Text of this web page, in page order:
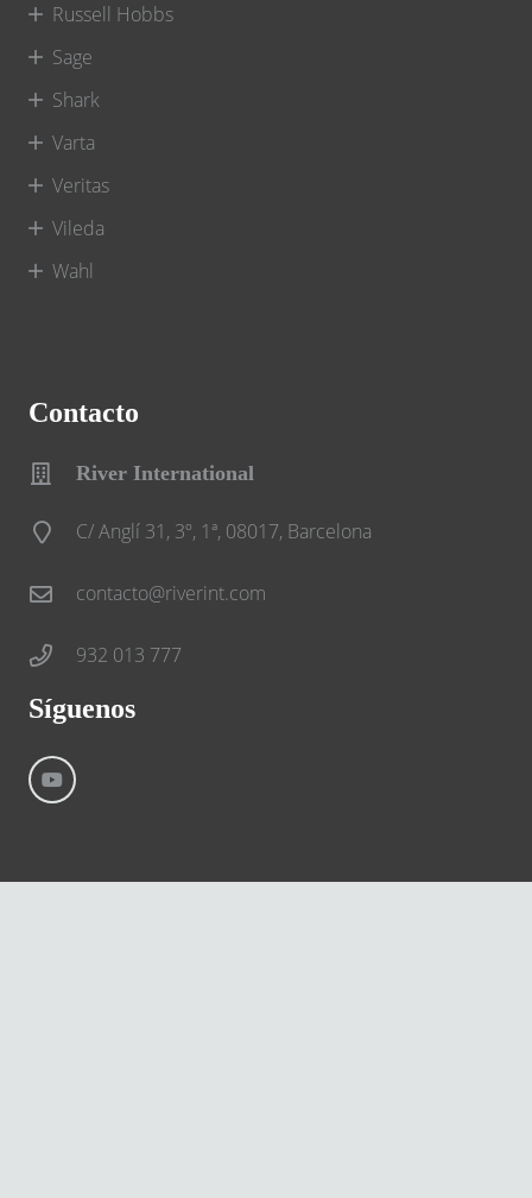
Russell Hobbs
Sage
Shark
Varta
Veritas
Vileda
Wahl
Contacto
River International
C/ Anglí 31, 3º, 1ª, 08017, Barcelona
contacto@riverint.com
932 013 777
Síguenos